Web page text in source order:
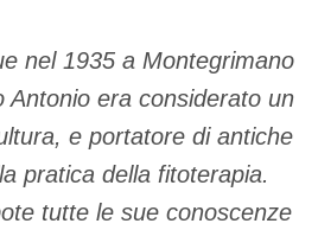
nel 1935 a Montegrimano
Antonio era considerato un
e portatore di antiche
pratica della fitoterapia.
tutte le sue conoscenze